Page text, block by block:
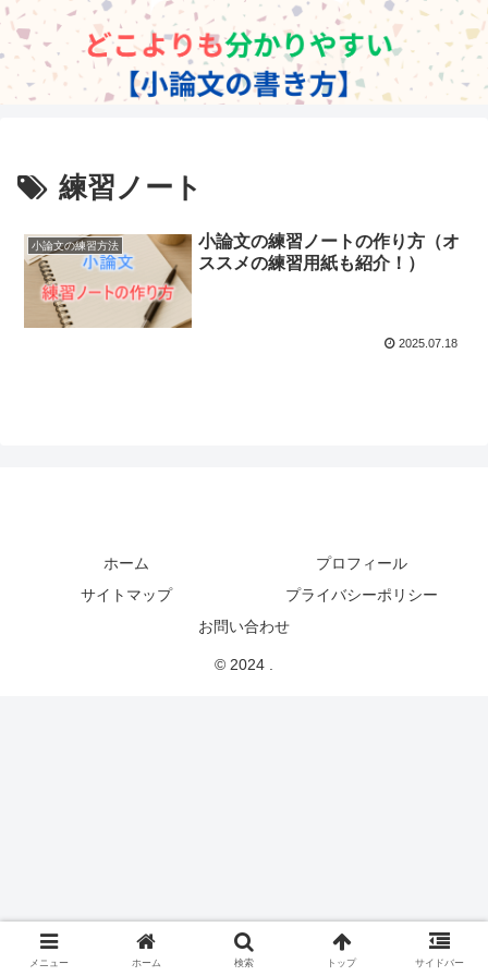
練習ノート
小論文の練習方法
小論文の練習ノートの作り方（オ
ススメの練習用紙も紹介！）
2025.07.18
ホーム
プロフィール
サイトマップ
プライバシーポリシー
お問い合わせ
© 2024 .
メニュー ホーム 検索 トップ サイドバー